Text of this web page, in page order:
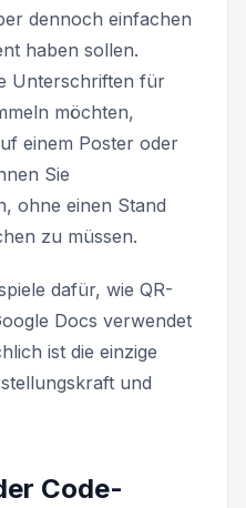
dennoch einfachen
haben sollen.
Unterschriften für
möchten,
einem Poster oder
Sie
ohne einen Stand
zu müssen.
dafür, wie QR-
Docs verwendet
ist die einzige
und
Code-